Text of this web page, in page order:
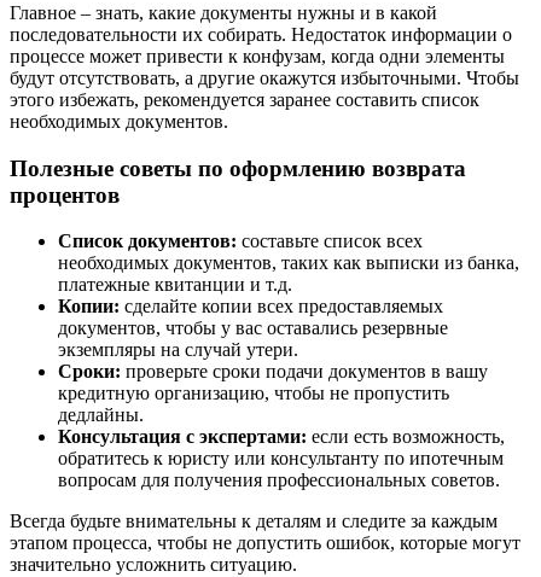
Главное – знать, какие документы нужны и в какой
последовательности их собирать. Недостаток информации о
процессе может привести к конфузам, когда одни элементы
будут отсутствовать, а другие окажутся избыточными. Чтобы
этого избежать, рекомендуется заранее составить список
необходимых документов.
Полезные советы по оформлению возврата
процентов
Список документов: составьте список всех
необходимых документов, таких как выписки из банка,
платежные квитанции и т.д.
Копии: сделайте копии всех предоставляемых
документов, чтобы у вас оставались резервные
экземпляры на случай утери.
Сроки: проверьте сроки подачи документов в вашу
кредитную организацию, чтобы не пропустить
дедлайны.
Консультация с экспертами: если есть возможность,
обратитесь к юристу или консультанту по ипотечным
вопросам для получения профессиональных советов.
Всегда будьте внимательны к деталям и следите за каждым
этапом процесса, чтобы не допустить ошибок, которые могут
значительно усложнить ситуацию.